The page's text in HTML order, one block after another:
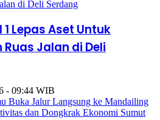
1 Lepas Aset Untuk
Jalan di Deli
- 09:44 WIB